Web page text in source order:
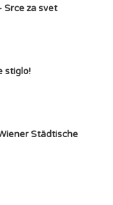
Srce za svet
stiglo!
Städtische